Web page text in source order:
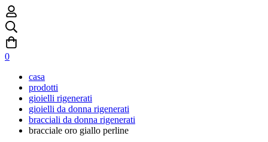
0
casa
prodotti
gioielli rigenerati
gioielli da donna rigenerati
bracciali da donna rigenerati
bracciale oro giallo perline